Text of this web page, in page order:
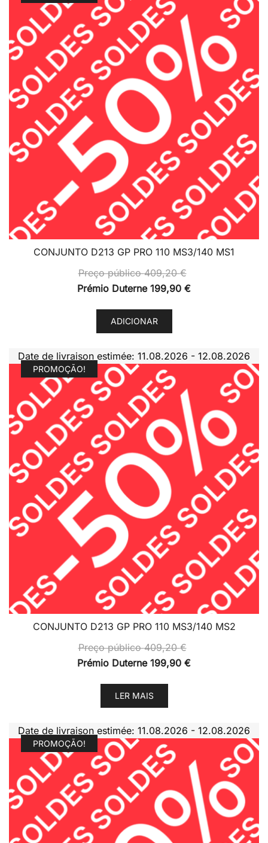
CONJUNTO D213 GP PRO 110 MS3/140 MS1
Preço público409,20€
Prémio Duterne 199,90 €
ADICIONAR
Date de livraison estimée: 11.08.2026 - 12.08.2026
PROMOÇÃO!
CONJUNTO D213 GP PRO 110 MS3/140 MS2
Preço público409,20€
Prémio Duterne 199,90 €
LER MAIS
Date de livraison estimée: 11.08.2026 - 12.08.2026
PROMOÇÃO!